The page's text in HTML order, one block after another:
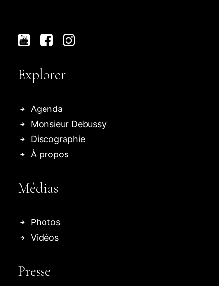
Explorer
Agenda
Monsieur Debussy
Discographie
À propos
Médias
Photos
Vidéos
Presse